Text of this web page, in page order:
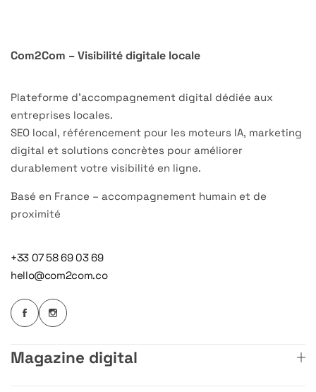
Com2Com – Visibilité digitale locale
Plateforme d’accompagnement digital dédiée aux
entreprises locales.
SEO local, référencement pour les moteurs IA, marketing
digital et solutions concrètes pour améliorer
durablement votre visibilité en ligne.
Basé en France – accompagnement humain et de
proximité
+33 07 58 69 03 69
hello@com2com.co
Magazine digital